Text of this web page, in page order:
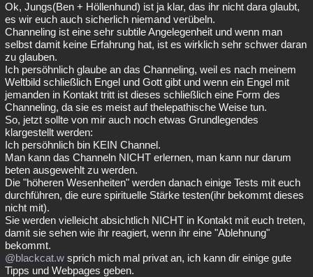
Ok, Jungs(Ben + Höllenhund) ist ja klar, das ihr nicht dara glaubt,
es wir euch auch sicherlich niemand verübeln.
Channeling ist eine sehr subtile Angelegenheit und wenn man
selbst damit keine Erfahrung hat, ist es wirklich sehr schwer daran
zu glauben.
Ich persöhnlich glaube an das Channeling, weil es nach meinem
Weltbild schließlich Engel und Gott gibt und wenn ein Engel mit
jemanden in Kontakt tritt ist dieses schließlich eine Form des
Channeling, da sie es meist auf thelepathische Weise tun.
So, jetzt sollte von mir auch noch etwas Grundlegendes
klargestellt werden:
Ich persöhnlich bin KEIN Channel.
Man kann das Channeln NICHT erlernen, man kann nur darum
beten ausgewehlt zu werden.
Die "höheren Wesenheiten" werden danach einige Tests mit euch
durchführen, die eure spirituelle Stärke testen(ihr bekommt dieses
nicht mit).
Sie werden vielleicht absichtlich NICHT in Kontakt mit euch treten,
damit sie sehen wie ihr reagiert, wenn ihr eine "Ablehnung"
bekommt.
@blackcat.w sprich mich mal privat an, ich kann dir einige gute
Tipps und Webpages geben.